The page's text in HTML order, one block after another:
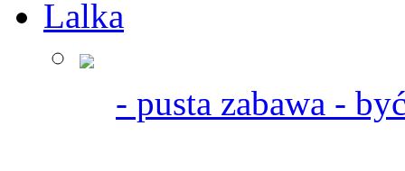
Lalka
- pusta zabawa -